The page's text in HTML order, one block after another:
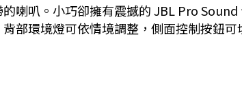
喇叭。小巧卻擁有震撼的 JBL Pro
部環境燈可依情境調整，側面控制按鈕可